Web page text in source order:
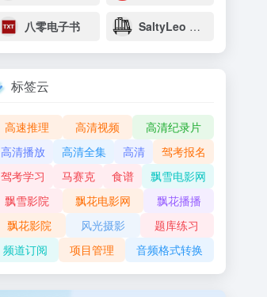
八零电子书 SaltyLeo 的书架
标签云
高速推理 高清视频
高清纪录片
高清播放
高清全集 高清
驾考报名
驾考学习
马赛克 食谱
飘雪电影网
飘雪影院
飘花电影网
飘花播播
飘花影院
风光摄影
题库练习
频道订阅
项目管理 音频格式转换